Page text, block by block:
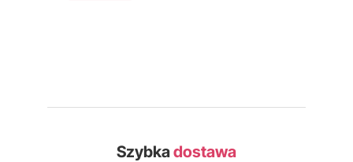
Szybkadostawa